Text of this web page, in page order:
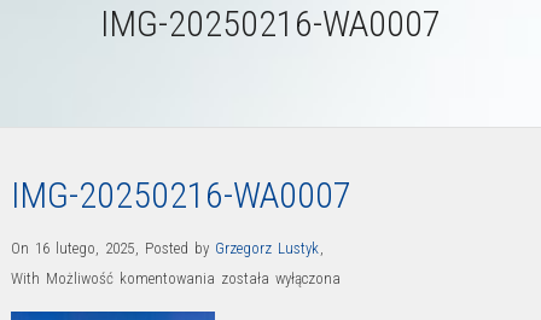
IMG-20250216-WA0007
IMG-20250216-WA0007
On 16 lutego, 2025, Posted by Grzegorz Lustyk,
With Możliwość komentowania IMG-
została wyłączona